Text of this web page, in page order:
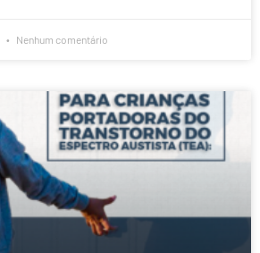
Nenhum comentário